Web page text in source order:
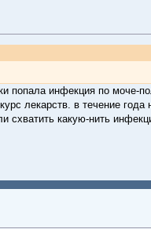
попала инфекция по моче-
лекарств. в течение
схватить какую-нить